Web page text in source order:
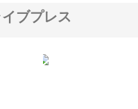
ブプレス